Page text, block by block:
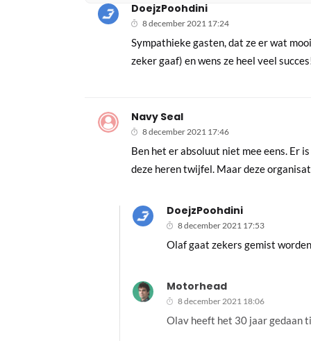
DoejzPoohdini
8 december 2021 17:24
Sympathieke gasten, dat ze er wat
zeker gaaf) en wens ze heel veel
Navy Seal
8 december 2021 17:46
Ben het er absoluut niet mee eens. Er
deze heren twijfel. Maar deze
DoejzPoohdini
8 december 2021 17:53
Olaf gaat zekers gemist
Motorhead
8 december 2021 18:06
Olav heeft het 30 jaar gedaan